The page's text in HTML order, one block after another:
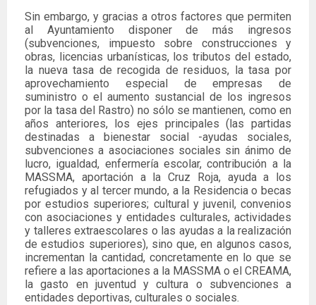
Sin embargo, y gracias a otros factores que permiten
al Ayuntamiento disponer de más ingresos
(subvenciones, impuesto sobre construcciones y
obras, licencias urbanísticas, los tributos del estado,
la nueva tasa de recogida de residuos, la tasa por
aprovechamiento especial de empresas de
suministro o el aumento sustancial de los ingresos
por la tasa del Rastro) no sólo se mantienen, como en
años anteriores, los ejes principales (las partidas
destinadas a bienestar social -ayudas sociales,
subvenciones a asociaciones sociales sin ánimo de
lucro, igualdad, enfermería escolar, contribución a la
MASSMA, aportación a la Cruz Roja, ayuda a los
refugiados y al tercer mundo, a la Residencia o becas
por estudios superiores; cultural y juvenil, convenios
con asociaciones y entidades culturales, actividades
y talleres extraescolares o las ayudas a la realización
de estudios superiores), sino que, en algunos casos,
incrementan la cantidad, concretamente en lo que se
refiere a las aportaciones a la MASSMA o el CREAMA,
la gasto en juventud y cultura o subvenciones a
entidades deportivas, culturales o sociales.